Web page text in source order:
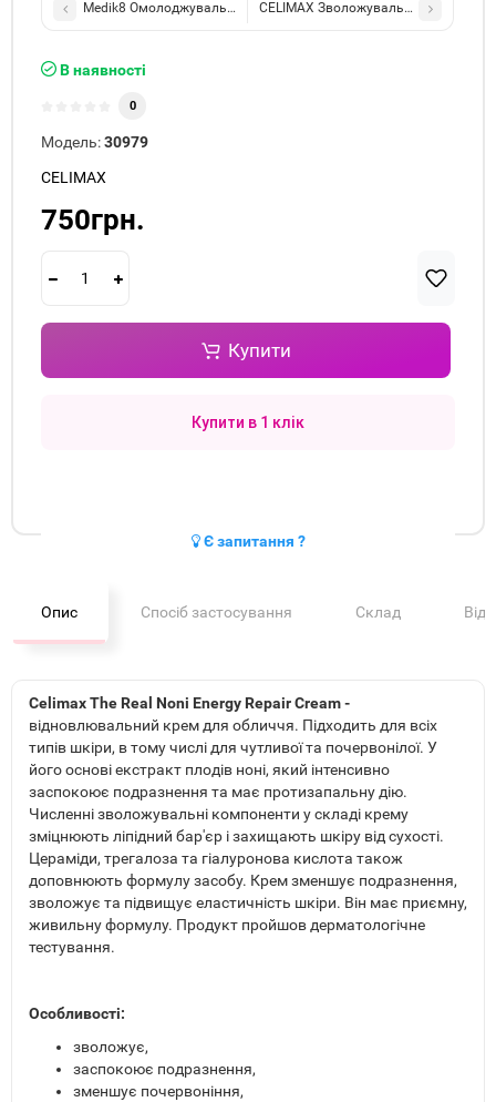
Medik8 Омолоджувальний зволожувальний крем проти
CELIMAX Зволожувальний міст для
В наявності
0
Модель:30979
CELIMAX
750грн.
Купити
Купити в 1 клік
Є запитання ?
Опис Спосіб застосування Склад
Celimax The Real Noni Energy Repair Cream -
відновлювальний крем для обличчя. Підходить для всіх
типів шкіри, в тому числі для чутливої та почервонілої. У
його основі екстракт плодів ноні, який інтенсивно
заспокоює подразнення та має протизапальну дію.
Численні зволожувальні компоненти у складі крему
зміцнюють ліпідний бар'єр і захищають шкіру від сухості.
Цераміди, трегалоза та гіалуронова кислота також
доповнюють формулу засобу. Крем зменшує подразнення,
зволожує та підвищує еластичність шкіри. Він має приємну,
живильну формулу. Продукт пройшов дерматологічне
тестування.
Особливості:
зволожує,
заспокоює подразнення,
зменшує почервоніння,